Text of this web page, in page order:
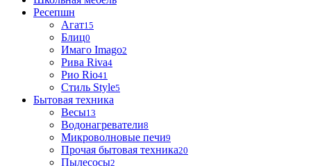
Ресепшн
Агат15
Блиц0
Имаго Imago2
Рива Riva4
Рио Rio41
Стиль Style5
Бытовая техника
Весы13
Водонагреватели8
Микроволновые печи9
Прочая бытовая техника20
Пылесосы2